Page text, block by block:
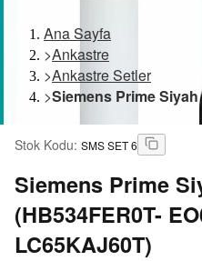
Ana Sayfa
>Ankastre
>Ankastre Setler
>Siemens Prime
Stok Kodu: SMS SET 6
Siemens Prime
(HB534FER0T-
LC65KAJ60T)